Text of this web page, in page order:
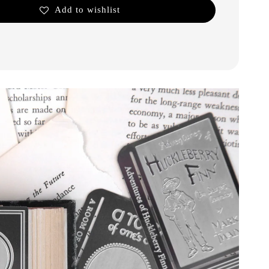
Add to wishlist